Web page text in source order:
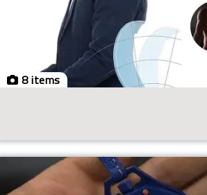
8 items